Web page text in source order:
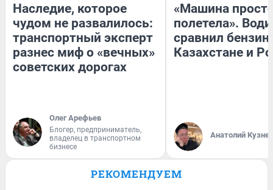
Наследие, которое
чудом не развалилось:
транспортный эксперт
разнес миф о «вечных»
советских дорогах
Олег Арефьев
Блогер, предприниматель,
владелец в транспортном
бизнесе
«Машина
полетела».
сравнил бензин
Казахстане и
Анатолий
РЕКОМЕНДУЕМ